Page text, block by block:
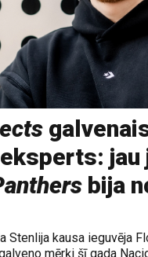
jau
bija
Stenlija kausa ieguvēja
mērķi šī gada